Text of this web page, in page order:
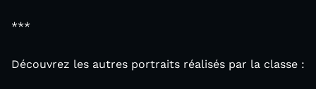
***
Découvrez les autres portraits réalisés par la classe :